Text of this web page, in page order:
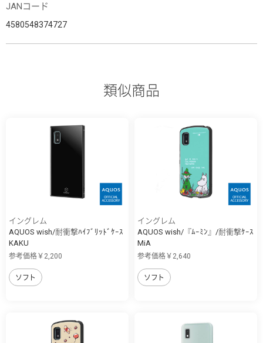
JANコード
4580548374727
類似商品
イングレム
AQUOS wish/耐衝撃ﾊｲﾌﾞﾘｯﾄﾞｹｰｽ
KAKU
参考価格￥2,200
ソフト
イングレム
AQUOS wish/『ﾑｰﾐﾝ』/耐衝撃ｹｰｽ
MiA
参考価格￥2,640
ソフト